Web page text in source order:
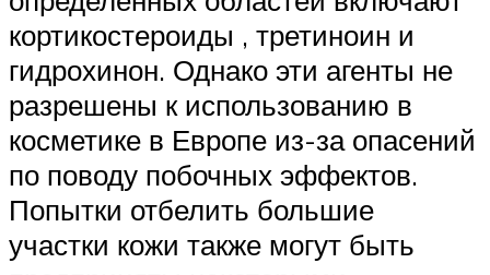
кортикостероиды , третиноин и
гидрохинон. Однако эти агенты не
разрешены к использованию в
косметике в Европе из-за опасений
по поводу побочных эффектов.
Попытки отбелить большие
участки кожи также могут быть